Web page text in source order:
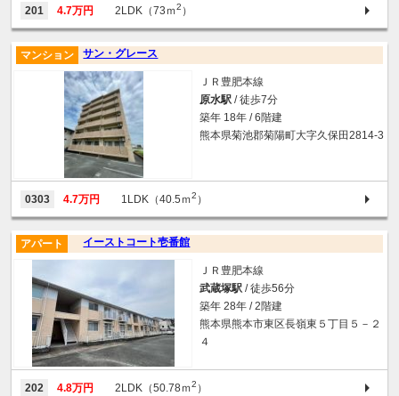
201 4.7万円 2LDK（73ｍ2 ）
サン・グレース
マンション
ＪＲ豊肥本線
原水駅 / 徒歩7分
築年 18年 / 6階建
熊本県菊池郡菊陽町大字久保田2814-3
0303 4.7万円 1LDK（40.5ｍ2 ）
イーストコート壱番館
アパート
ＪＲ豊肥本線
武蔵塚駅 / 徒歩56分
築年 28年 / 2階建
熊本県熊本市東区長嶺東５丁目５－２
４
202 4.8万円 2LDK（50.78ｍ2 ）